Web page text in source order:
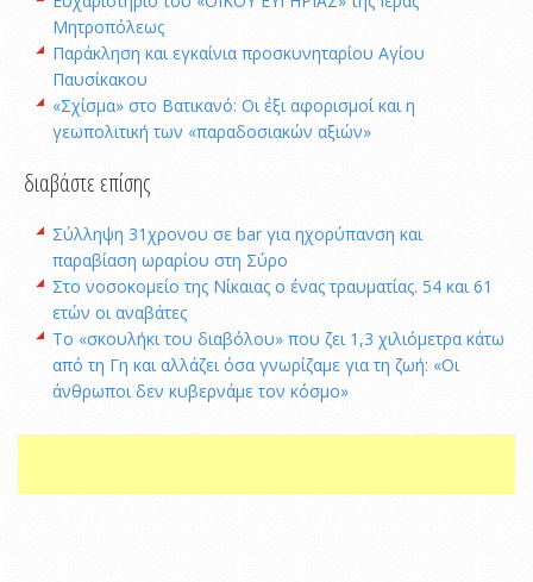
Μητροπόλεως
Παράκληση και εγκαίνια προσκυνηταρίου Αγίου
Παυσίκακου
«Σχίσμα» στο Βατικανό: Οι έξι αφορισμοί και η
γεωπολιτική των «παραδοσιακών αξιών»
διαβάστε επίσης
Σύλληψη 31χρονου σε bar για ηχορύπανση και
παραβίαση ωραρίου στη Σύρο
Στο νοσοκομείο της Νίκαιας ο ένας τραυματίας. 54 και 61
ετών οι αναβάτες
Το «σκουλήκι του διαβόλου» που ζει 1,3 χιλιόμετρα κάτω
από τη Γη και αλλάζει όσα γνωρίζαμε για τη ζωή: «Οι
άνθρωποι δεν κυβερνάμε τον κόσμο»